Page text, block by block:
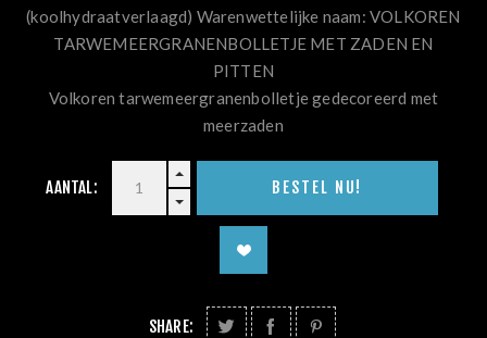
(koolhydraatverlaagd) Warenwettelijke naam: VOLKOREN
TARWEMEERGRANENBOLLETJE MET ZADEN EN
PITTEN
Volkoren tarwemeergranenbolletje gedecoreerd met
meerzaden
AANTAL:
SHARE: